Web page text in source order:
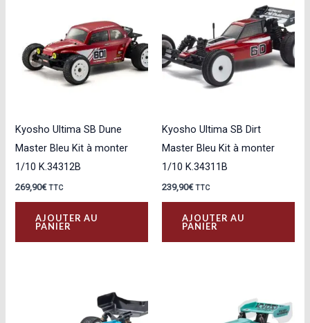
Kyosho Ultima SB Dune
Master Bleu Kit à monter
1/10 K.34312B
269,90€ TTC
AJOUTER AU
PANIER
Kyosho Ultima SB Dirt
Master Bleu Kit à monter
1/10 K.34311B
239,90€ TTC
AJOUTER AU
PANIER